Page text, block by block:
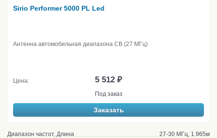
Sirio Performer 5000 PL Led
Антенна автомобильная диапазона CB (27 МГц)
Цена: 5 512 ₽
Под заказ
Заказать
Диапазон частот, Длина
27-30 МГц, 1.965м